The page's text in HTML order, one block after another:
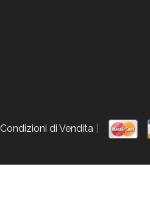
Condizioni di Vendita